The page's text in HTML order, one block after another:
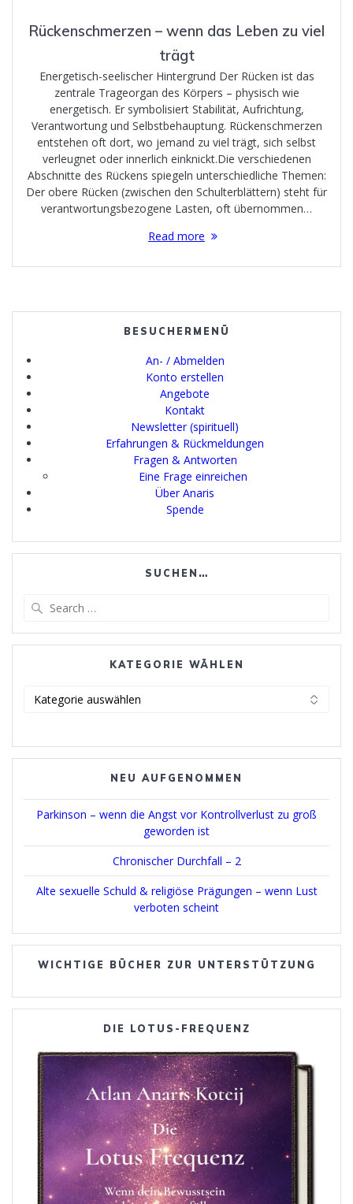
Rückenschmerzen – wenn das Leben zu viel
trägt
Energetisch-seelischer Hintergrund Der Rücken ist das
zentrale Trageorgan des Körpers – physisch wie
energetisch. Er symbolisiert Stabilität, Aufrichtung,
Verantwortung und Selbstbehauptung. Rückenschmerzen
entstehen oft dort, wo jemand zu viel trägt, sich selbst
verleugnet oder innerlich einknickt.Die verschiedenen
Abschnitte des Rückens spiegeln unterschiedliche Themen:
Der obere Rücken (zwischen den Schulterblättern) steht für
verantwortungsbezogene Lasten, oft übernommen…
Read more
BESUCHERMENÜ
An- / Abmelden
Konto erstellen
Angebote
Kontakt
Newsletter (spirituell)
Erfahrungen & Rückmeldungen
Fragen & Antworten
Eine Frage einreichen
Über Anaris
Spende
SUCHEN…
KATEGORIE WÄHLEN
NEU AUFGENOMMEN
Parkinson – wenn die Angst vor Kontrollverlust zu groß
geworden ist
Chronischer Durchfall – 2
Alte sexuelle Schuld & religiöse Prägungen – wenn Lust
verboten scheint
WICHTIGE BÜCHER ZUR UNTERSTÜTZUNG
DIE LOTUS-FREQUENZ